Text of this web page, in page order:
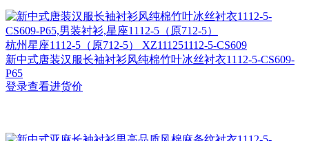
杭州星座1112-5（原712-5） XZ111251112-5-CS609
新中式唐装汉服长袖衬衫风纯棉竹叶冰丝衬衣1112-5-CS609-
P65
登录查看进货价